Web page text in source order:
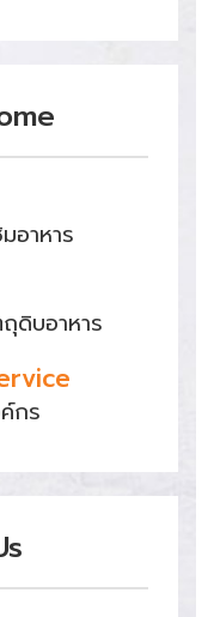
อาหาร
ดิบอาหาร
กร